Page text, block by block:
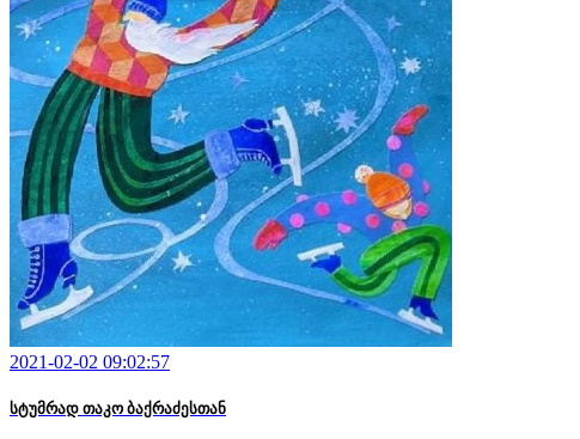
2021-02-02 09:02:57
სტუმრად თაკო ბაქრაძესთან